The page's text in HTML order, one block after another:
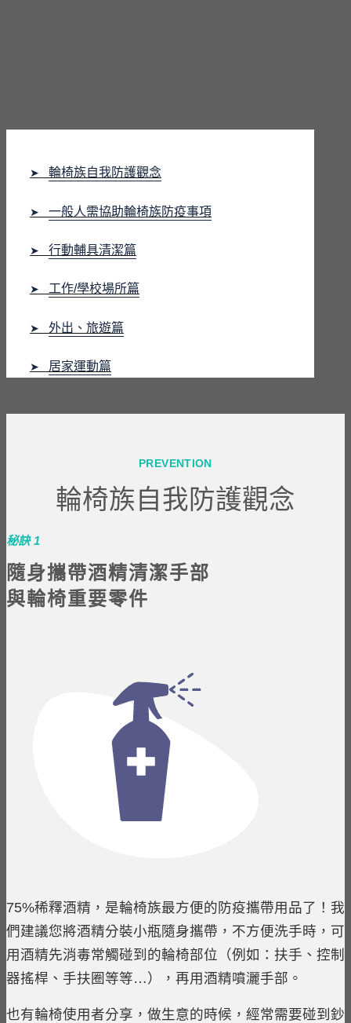
➤ 輪椅族自我防護觀念
➤ 一般人需協助輪椅族防疫事項
➤ 行動輔具清潔篇
➤ 工作/學校場所篇
➤ 外出、旅遊篇
➤ 居家運動篇
PREVENTION
輪椅族自我防護觀念
秘訣 1
隨身攜帶酒精清潔手部
與輪椅重要零件
75%稀釋酒精，是輪椅族最方便的防疫攜帶用品了！我
們建議您將酒精分裝小瓶隨身攜帶，不方便洗手時，可
用酒精先消毒常觸碰到的輪椅部位（例如：扶手、控制
器搖桿、手扶圈等等…），再用酒精噴灑手部。
也有輪椅使用者分享，做生意的時候，經常需要碰到鈔